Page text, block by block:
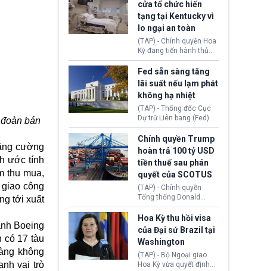
bán
cường
ước tính
thu mua,
công
tới xuất
Boeing
có 17 tàu
không
vai trò
tiếp tục đối mặt cáo
buộc dùng sức ép tài
chính để đổi lấy sự ủng
chính trị từ Liên đoàn
Bóng đá Jordan. Trước
áp lực dồn dập, FIFA phải
tổ chức cuộc họp khẩn ở
Morocco.
cửa tổ chức hiến
tạng tại Kentucky vì
lo ngại an toàn
(TAP) - Chính quyền Hoa
Kỳ đang tiến hành thủ
tục thu hồi chứng nhận
hoạt động của tổ chức
hiến tạng Network for
Hope (bang Kentucky).
Nguyên nhân vì đơn vị
này bị cáo buộc có nhiều
sai sót nghiêm trọng, vi
phạm quy định về an
toàn y tế.
Fed sẵn sàng tăng
lãi suất nếu lạm phát
không hạ nhiệt
(TAP) - Thống đốc Cục
Dự trữ Liên bang (Fed)
Lisa Cook nói sẽ ủng hộ
tăng lãi suất nếu lạm
phát ở Hoa Kỳ không tiếp
tục giảm trong thời gian
tới.
Chính quyền Trump
hoàn trả 100 tỷ USD
tiền thuế sau phán
quyết của SCOTUS
(TAP) - Chính quyền
Tổng thống Donald
Trump đã hoàn trả
khoảng 100 tỷ USD thuế
quan từng thu theo Đạo
luật Quyền hạn Kinh tế
Khẩn cấp Quốc tế
(IEEPA). Động thái này
diễn ra sau phán quyết
Hoa Kỳ thu hồi visa
của Đại sứ Brazil tại
Washington
(TAP) - Bộ Ngoại giao
Hoa Kỳ vừa quyết định